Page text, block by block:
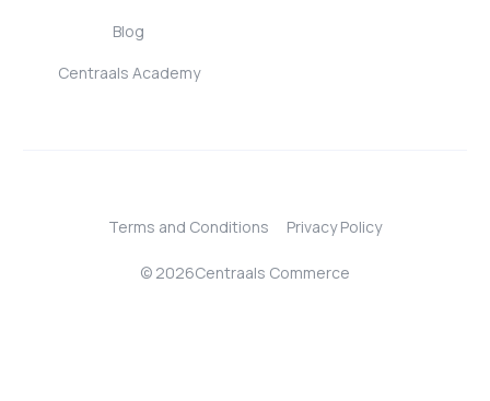
Blog
Centraals Academy
© 2026Centraals Commerce
Terms and Conditions Privacy Policy